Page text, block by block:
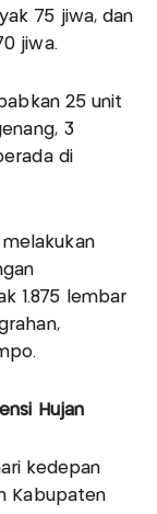
75 jiwa, dan
jiwa.
25 unit
3
di
melakukan
1.875 lembar
Hujan
kedepan
Kabupaten